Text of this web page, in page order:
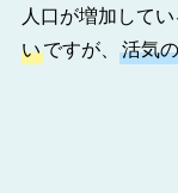
人口が増加して
いですが、 活気